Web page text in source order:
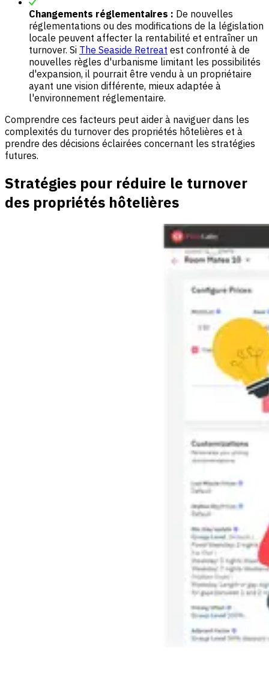
Changements réglementaires : De nouvelles
réglementations ou des modifications de la législation
locale peuvent affecter la rentabilité et entraîner un
turnover. Si The Seaside Retreat est confronté à de
nouvelles règles d'urbanisme limitant les possibilités
d'expansion, il pourrait être vendu à un propriétaire
ayant une vision différente, mieux adaptée à
l'environnement réglementaire.
Comprendre ces facteurs peut aider à naviguer dans les
complexités du turnover des propriétés hôtelières et à
prendre des décisions éclairées concernant les stratégies
futures.
Stratégies pour réduire le turnover
des propriétés hôtelières